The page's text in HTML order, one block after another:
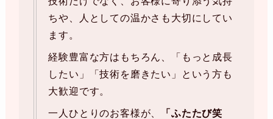
ちや、人としての温かさも大切にしてい
ます。
経験豊富な方はもちろん、「もっと成長
したい」「技術を磨きたい」という方も
大歓迎です。
一人ひとりのお客様が、
「ふたたび笑